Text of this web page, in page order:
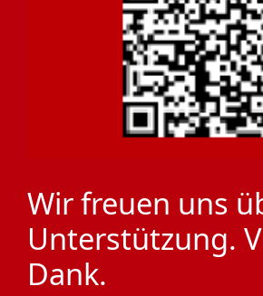
Wir freuen uns
Unterstützung.
Dank.